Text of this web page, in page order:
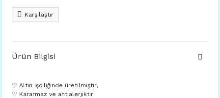
Karşılaştır
Ürün Bilgisi
♡ Altın işçiliğinde üretilmiştir,
♡ Kararmaz ve antialerjiktir